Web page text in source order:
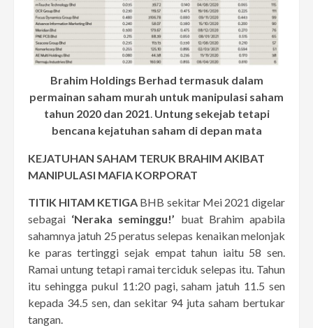
Brahim Holdings Berhad termasuk dalam
permainan saham murah untuk manipulasi saham
tahun 2020 dan 2021 Untung sekejab tetapi
bencana kejatuhan saham di depan mata
KEJATUHAN SAHAM TERUK BRAHIM AKIBAT
MANIPULASI MAFIA KORPORAT
TITIK HITAM KETIGA BHB sekitar Mei 2021 digelar
sebagai ‘Neraka seminggu!’ buat Brahim apabila
sahamnya jatuh 25 peratus selepas kenaikan melonjak
ke paras tertinggi sejak empat tahun iaitu 58 sen.
Ramai untung tetapi ramai terciduk selepas itu. Tahun
itu sehingga pukul 11:20 pagi, saham jatuh 11.5 sen
kepada 34.5 sen, dan sekitar 94 juta saham bertukar
tangan.